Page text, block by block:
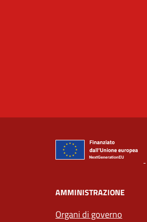
AMMINISTRAZIONE
Organi di governo